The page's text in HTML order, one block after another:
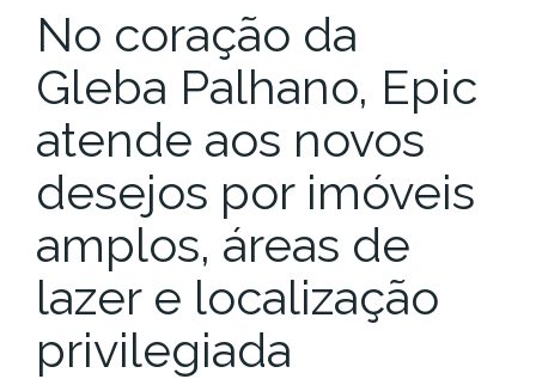
No coração da
Gleba Palhano, Epic
atende aos novos
desejos por imóveis
amplos, áreas de
lazer e localização
privilegiada